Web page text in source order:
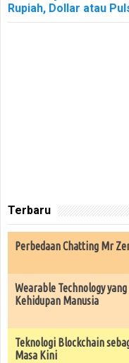
Rupiah, Dollar atau
Terbaru
Perbedaan Chatting Mr
Wearable Technology
Kehidupan Manusia
Teknologi Blockchain
Masa Kini